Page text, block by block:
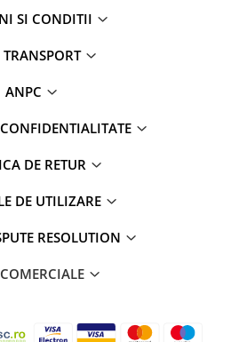
SI CONDITII
ANPC
DE RETUR
DE UTILIZARE
RESOLUTION